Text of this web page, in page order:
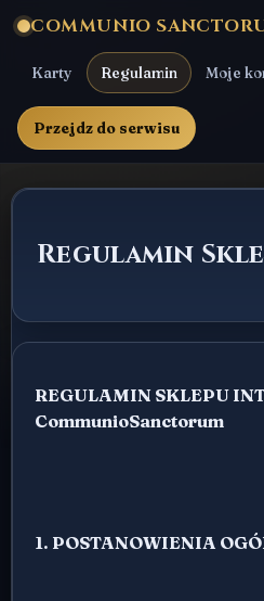
COMMUNIO
Karty Regulamin Moje
Przejdz do serwisu
Regulamin
REGULAMIN SKLEPU
CommunioSanctorum
1. POSTANOWIENIA